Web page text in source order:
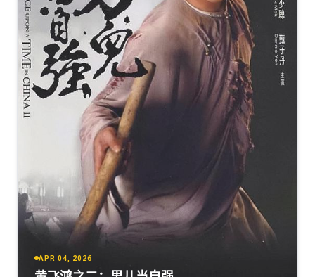
APR 04, 2026